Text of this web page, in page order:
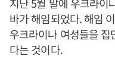
바가 해임되었다. 해임
우크라이나 여성들을
다는 것이다.